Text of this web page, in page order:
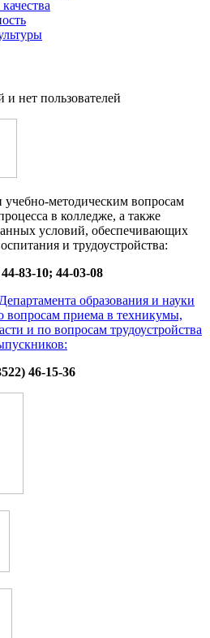
и нет пользователей
методическим вопросам
в колледже, а также
условий, обеспечивающих
и трудоустройства:
83-10; 44-03-08
образования и науки
вопросам приема в техникумы,
и по вопросам трудоустройства
46-15-36